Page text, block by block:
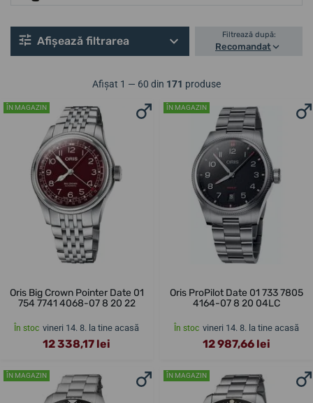
Afișează filtrarea Filtrează după:
Recomandat
Afișat 1 — 60 din 171 produse
ÎN MAGAZIN
Oris Big Crown Pointer Date 01
754 7741 4068-07 8 20 22
În stoc vineri 14. 8. la tine acasă
12 338,17 lei
ÎN MAGAZIN
Oris ProPilot Date 01 733 7805
4164-07 8 20 04LC
În stoc vineri 14. 8. la tine acasă
12 987,66 lei
ÎN MAGAZIN ÎN MAGAZIN